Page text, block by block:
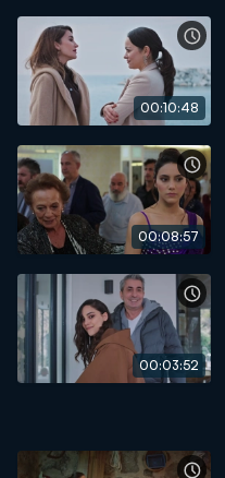
00:10:48
00:08:57
00:03:52